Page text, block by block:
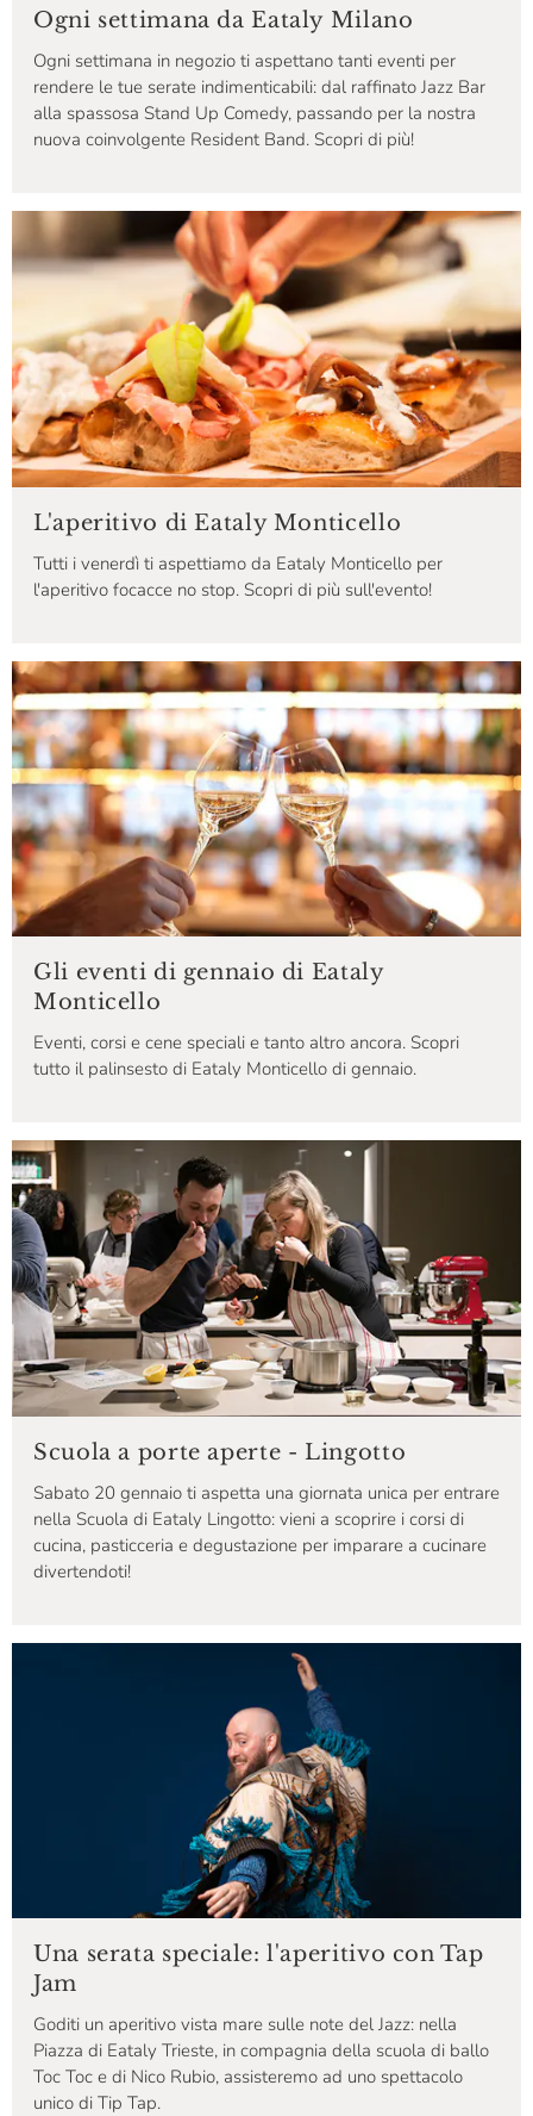
Ogni settimana da Eataly Milano
Ogni settimana in negozio ti aspettano tanti eventi per
rendere le tue serate indimenticabili: dal raffinato Jazz Bar
alla spassosa Stand Up Comedy, passando per la nostra
nuova coinvolgente Resident Band. Scopri di più!
L'aperitivo di Eataly Monticello
Tutti i venerdì ti aspettiamo da Eataly Monticello per
l'aperitivo focacce no stop. Scopri di più sull'evento!
Gli eventi di gennaio di Eataly
Monticello
Eventi, corsi e cene speciali e tanto altro ancora. Scopri
tutto il palinsesto di Eataly Monticello di gennaio.
Scuola a porte aperte - Lingotto
Sabato 20 gennaio ti aspetta una giornata unica per entrare
nella Scuola di Eataly Lingotto: vieni a scoprire i corsi di
cucina, pasticceria e degustazione per imparare a cucinare
divertendoti!
Una serata speciale: l'aperitivo con Tap
Jam
Goditi un aperitivo vista mare sulle note del Jazz: nella
Piazza di Eataly Trieste, in compagnia della scuola di ballo
Toc Toc e di Nico Rubio, assisteremo ad uno spettacolo
unico di Tip Tap.